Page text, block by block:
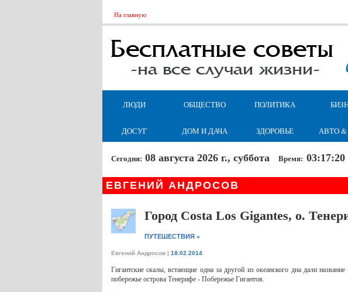
На главную
ЛЮДИ ОБЩЕСТВО ПОЛИТИКА
ДОСУГ
ДОМ И ДАЧА ЗДОРОВЬЕ АВТО
Сегодня: 08 августа 2026 г., суббота Время: 03:17:21
ЕВГЕНИЙ АНДРОСОВ
Город Costa Los Gigantes, о.
ПУТЕШЕСТВИЯ»
Евгений Андросов| 18.02.2014
Гигантские скалы, встающие одна за другой из океанского дна дали
побережье острова Тенерифе - Побережье Гигантов.